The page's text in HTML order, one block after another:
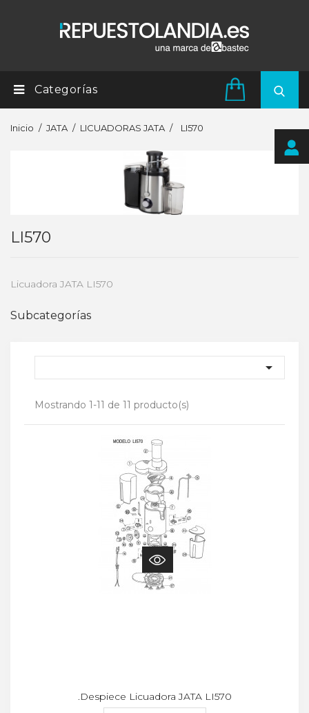
Categorías
Inicio JATA LICUADORAS JATA LI570
LI570
Licuadora JATA LI570
Subcategorías

Mostrando 1-11 de 11 producto(s)
.Despiece Licuadora JATA LI570